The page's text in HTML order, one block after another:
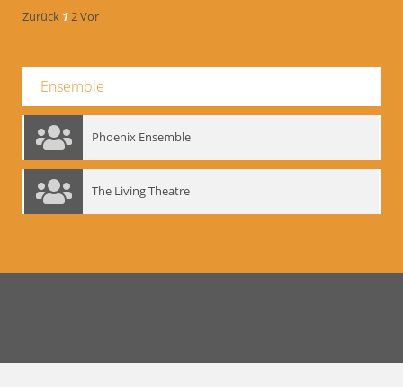
Zurück 12Vor
Ensemble
Phoenix Ensemble
The Living Theatre